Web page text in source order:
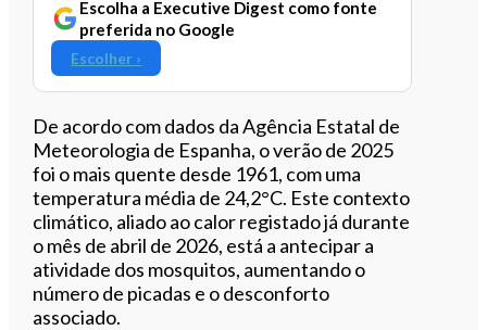
Escolha a Executive Digest como fonte
preferida no Google
Escolher ›
De acordo com dados da Agência Estatal de
Meteorologia de Espanha, o verão de 2025
foi o mais quente desde 1961, com uma
temperatura média de 24,2°C. Este contexto
climático, aliado ao calor registado já durante
o mês de abril de 2026, está a antecipar a
atividade dos mosquitos, aumentando o
número de picadas e o desconforto
associado.